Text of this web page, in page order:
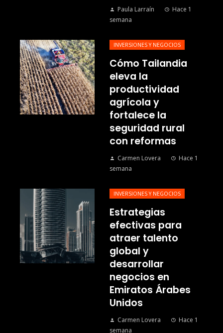
Paula Larraín
Hace 1
semana
INVERSIONES Y NEGOCIOS
Cómo Tailandia
eleva la
productividad
agrícola y
fortalece la
seguridad rural
con reformas
Carmen Lovera
Hace 1
semana
INVERSIONES Y NEGOCIOS
Estrategias
efectivas para
atraer talento
global y
desarrollar
negocios en
Emiratos Árabes
Unidos
Carmen Lovera
Hace 1
semana